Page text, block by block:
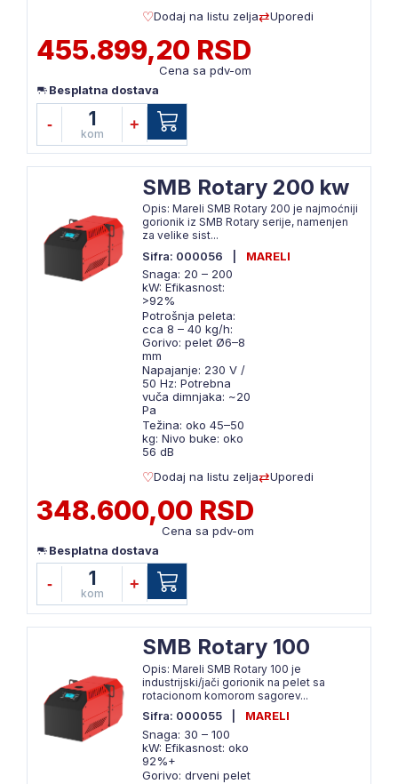
Dodaj na listu zelja
Uporedi
455.899,20 RSD
Cena sa pdv-om
Besplatna dostava
- 1
kom
+
SMB Rotary 200 kw
Opis: Mareli SMB Rotary 200 je najmoćniji
gorionik iz SMB Rotary serije, namenjen
za velike sist...
Sifra: 000056
MARELI
Snaga: 20 – 200
kW: Efikasnost:
>92%
Potrošnja peleta:
cca 8 – 40 kg/h:
Gorivo: pelet Ø6–8
mm
Napajanje: 230 V /
50 Hz: Potrebna
vuča dimnjaka: ~20
Pa
Težina: oko 45–50
kg: Nivo buke: oko
56 dB
Dodaj na listu zelja
Uporedi
348.600,00 RSD
Cena sa pdv-om
Besplatna dostava
- 1
kom
+
SMB Rotary 100
Opis: Mareli SMB Rotary 100 je
industrijski/jači gorionik na pelet sa
rotacionom komorom sagorev...
Sifra: 000055
MARELI
Snaga: 30 – 100
kW: Efikasnost: oko
92%+
Gorivo: drveni pelet